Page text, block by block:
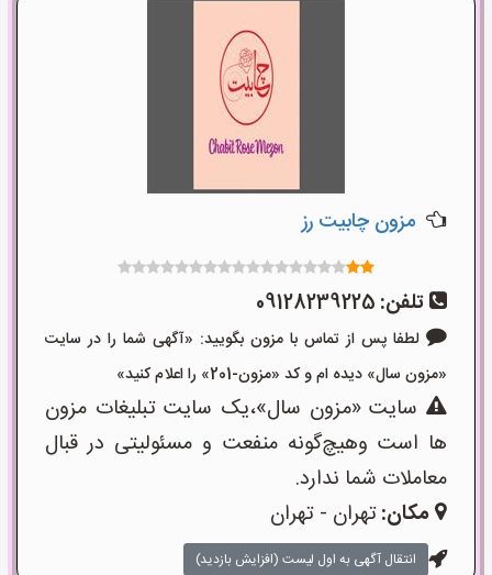
مزون چابیت رز
تلفن: 09128239225
لطفا پس از تماس با مزون بگویید: «آگهی شما را در سایت
«مزون سال» دیده ام و کد «مزون-201» را اعلام کنید»
سایت «مزون سال»،یک سایت تبلیغات مزون
ها است وهیچ‌گونه منفعت و مسئولیتی در قبال
معاملات شما ندارد.
مکان:تهران - تهران
انتقال آگهی به اول لیست (افزایش بازدید)